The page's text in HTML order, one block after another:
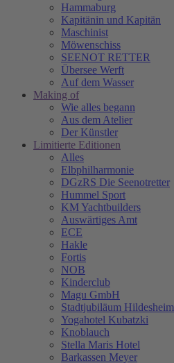
Hammaburg
Kapitänin und Kapitän
Maschinist
Möwenschiss
SEENOT RETTER
Übersee Werft
Auf dem Wasser
Making of
Wie alles begann
Aus dem Atelier
Der Künstler
Limitierte Editionen
Alles
Elbphilharmonie
DGzRS Die Seenotretter
Hummel Sport
KM Yachtbuilders
Auswärtiges Amt
ECE
Hakle
Fortis
NOB
Kinderclub
Magu GmbH
Stadtjubiläum Hildesheim
Yogahotel Kubatzki
Knoblauch
Stella Maris Hotel
Barkassen Meyer